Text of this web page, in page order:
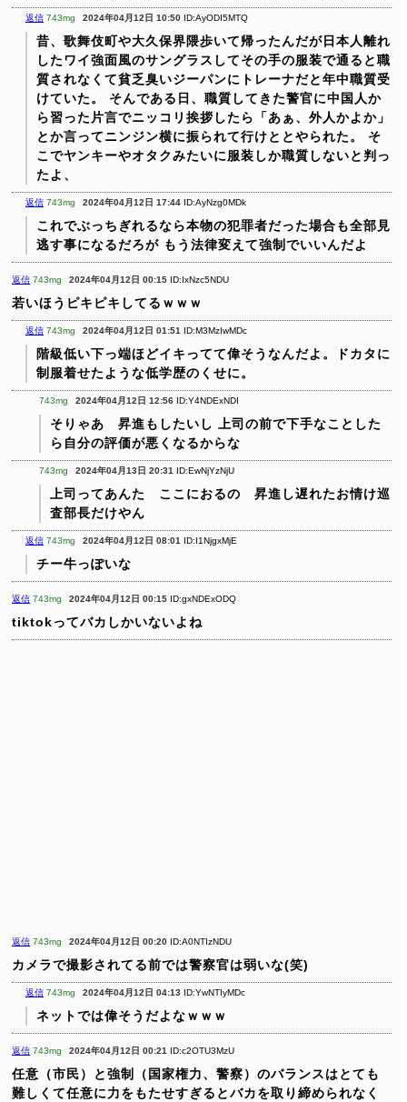
返信 743mg 2024年04月12日 10:50 ID:AyODI5MTQ
昔、歌舞伎町や大久保界隈歩いて帰ったんだが日本人離れ
したワイ強面風のサングラスしてその手の服装で通ると職
質されなくて貧乏臭いジーパンにトレーナだと年中職質受
けていた。
そんである日、職質してきた警官に中国人か
ら習った片言でニッコリ挨拶したら「あぁ、外人かよか」
とか言ってニンジン横に振られて行けととやられた。
そ
こでヤンキーやオタクみたいに服装しか職質しないと判っ
たよ、
返信 743mg 2024年04月12日 17:44 ID:AyNzg0MDk
これでぶっちぎれるなら本物の犯罪者だった場合も全部見
逃す事になるだろが もう法律変えて強制でいいんだよ
返信 743mg 2024年04月12日 00:15 ID:IxNzc5NDU
若いほうピキピキしてるｗｗｗ
返信 743mg 2024年04月12日 01:51 ID:M3MzIwMDc
階級低い下っ端ほどイキってて偉そうなんだよ。ドカタに
制服着せたような低学歴のくせに。
743mg 2024年04月12日 12:56 ID:Y4NDExNDI
そりゃあ 昇進もしたいし 上司の前で下手なことした
ら自分の評価が悪くなるからな
743mg 2024年04月13日 20:31 ID:EwNjYzNjU
上司ってあんた ここにおるの 昇進し遅れたお情け巡
査部長だけやん
返信 743mg 2024年04月12日 08:01 ID:I1NjgxMjE
チー牛っぽいな
返信 743mg 2024年04月12日 00:15 ID:gxNDExODQ
tiktokってバカしかいないよね
返信 743mg 2024年04月12日 00:20 ID:A0NTIzNDU
カメラで撮影されてる前では警察官は弱いな(笑)
返信 743mg 2024年04月12日 04:13 ID:YwNTIyMDc
ネットでは偉そうだよなｗｗｗ
返信 743mg 2024年04月12日 00:21 ID:c2OTU3MzU
任意（市民）と強制（国家権力、警察）のバランスはとても
難しくて任意に力をもたせすぎるとバカを取り締められなく